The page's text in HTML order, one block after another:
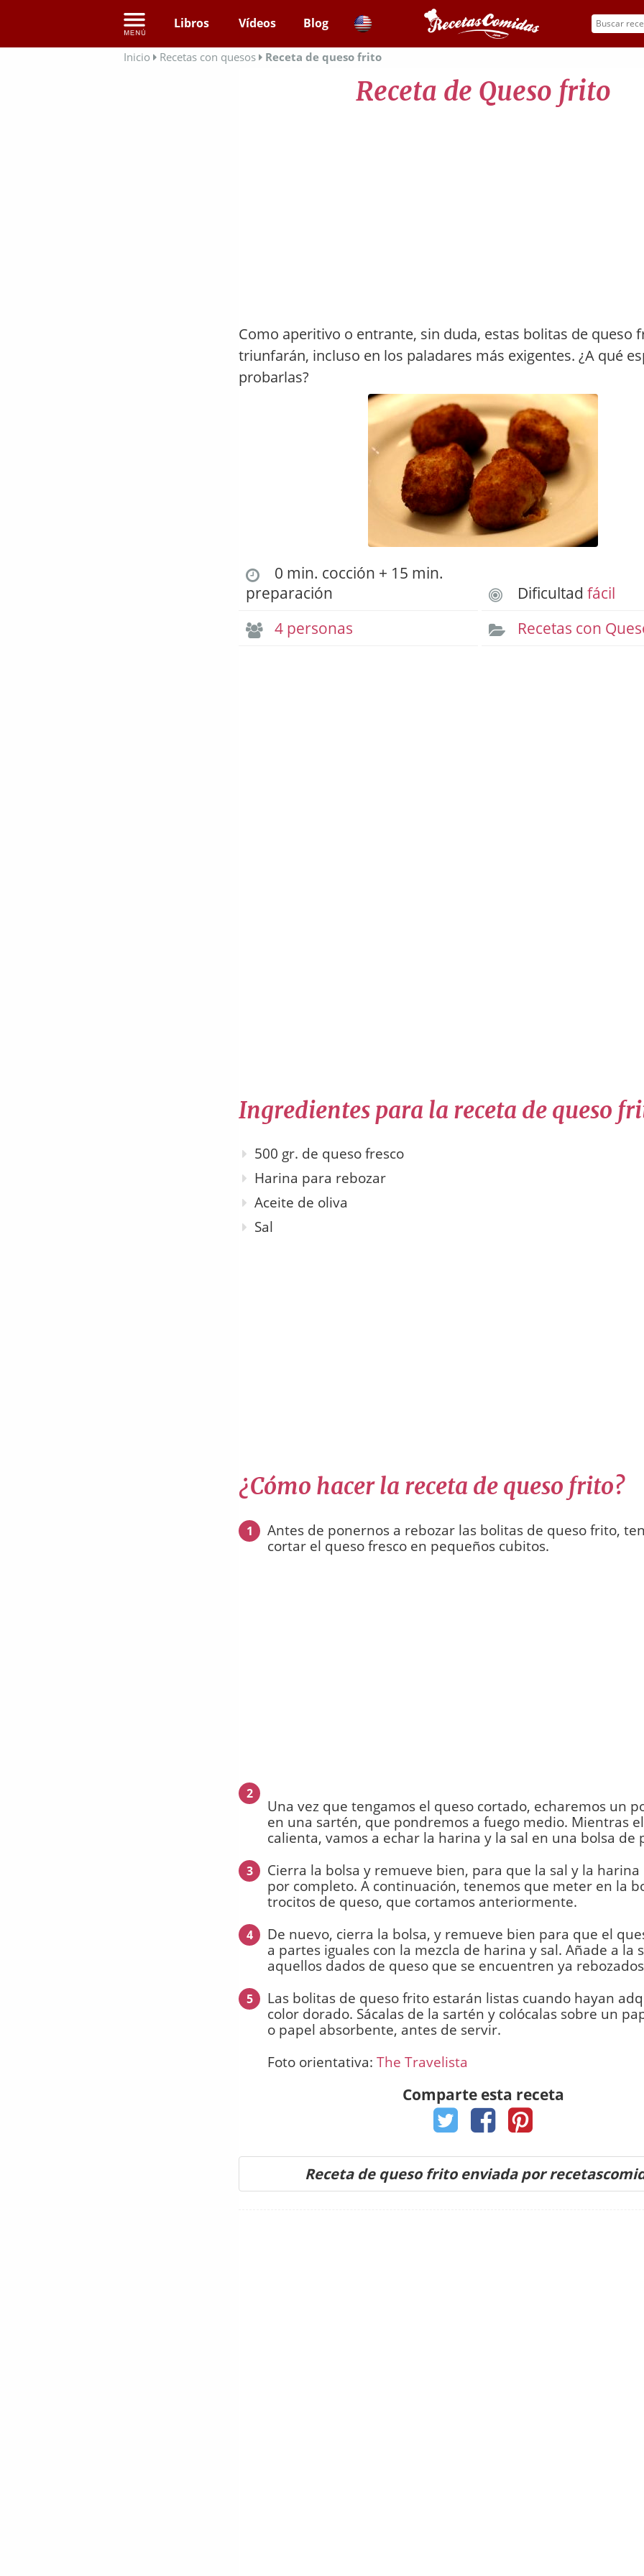
Libros Vídeos Blog
Inicio Recetas con quesos Receta de queso frito
Receta de Queso frito
Como aperitivo o entrante, sin duda, estas bolitas de queso
triunfarán, incluso en los paladares más exigentes. ¿A qué
probarlas?
0 min. cocción + 15 min.
preparación
Dificultadfácil
4 personas
Recetas con
Ingredientes para la receta de queso
500 gr. de queso fresco
Harina para rebozar
Aceite de oliva
Sal
¿Cómo hacer la receta de queso frito?
1
Antes de ponernos a rebozar las bolitas de queso frito,
cortar el queso fresco en pequeños cubitos.
2
Una vez que tengamos el queso cortado, echaremos un
en una sartén, que pondremos a fuego medio. Mientras
calienta, vamos a echar la harina y la sal en una bolsa de
3
Cierra la bolsa y remueve bien, para que la sal y la harina
por completo. A continuación, tenemos que meter en la
trocitos de queso, que cortamos anteriormente.
4
De nuevo, cierra la bolsa, y remueve bien para que el
a partes iguales con la mezcla de harina y sal. Añade a la
aquellos dados de queso que se encuentren ya
5
Las bolitas de queso frito estarán listas cuando hayan
color dorado. Sácalas de la sartén y colócalas sobre un
o papel absorbente, antes de servir.
Foto orientativa: The Travelista
Comparte esta receta
Receta de queso frito enviada por